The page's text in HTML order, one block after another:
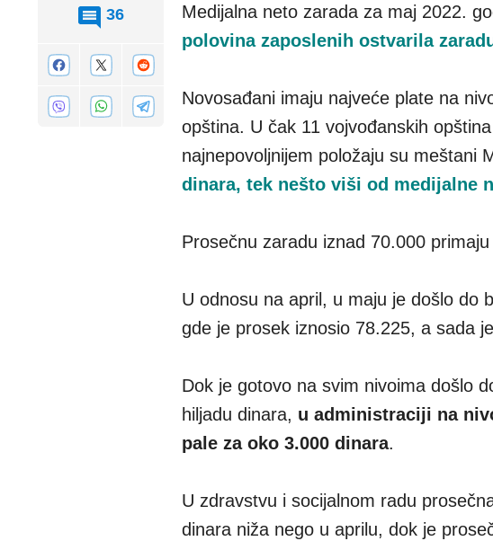
36 Medijalna neto zarada za maj 2022.
polovina zaposlenih ostvarila
Novosađani imaju najveće plate na
opština. U čak 11 vojvođanskih
najnepovoljnijem položaju su meštani
dinara, tek nešto viši od medijalne
Prosečnu zaradu iznad 70.000
U odnosu na april, u maju je došlo do
gde je prosek iznosio 78.225, a sada
Dok je gotovo na svim nivoima došlo
hiljadu dinara, u administraciji na
pale za oko 3.000 dinara.
U zdravstvu i socijalnom radu
dinara niža nego u aprilu, dok je